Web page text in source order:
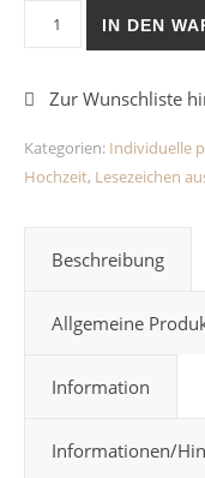
LesezeichenIN DEN
Kategorien: Individuelle
Hochzeit, Lesezeichen
Beschreibung
Allgemeine
Information
Informationen/